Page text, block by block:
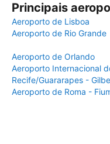
Principais
Aeroporto de Lisboa
Aeroporto de Rio Grande
Aeroporto de Orlando
Aeroporto Internacional
Recife/Guararapes -
Aeroporto de Roma -